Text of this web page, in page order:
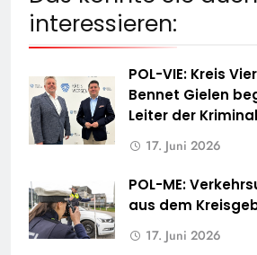
interessieren:
POL-VIE: Kreis
Bennet Gielen
Leiter der
17. Juni 2026
POL-ME:
aus dem
17. Juni 2026